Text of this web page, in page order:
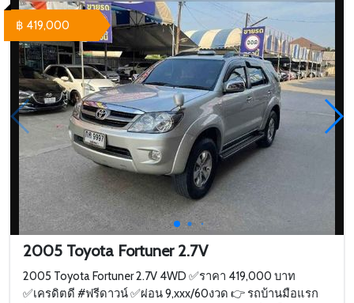
2005 Toyota Fortuner 2.7V
2005 Toyota Fortuner 2.7V 4WD ✅ราคา 419,000 บาท
✅เครดิตดี #ฟรีดาวน์ ✅ผ่อน 9,xxx/60งวด 👉 รถบ้านมือแรก
฿ 419,000